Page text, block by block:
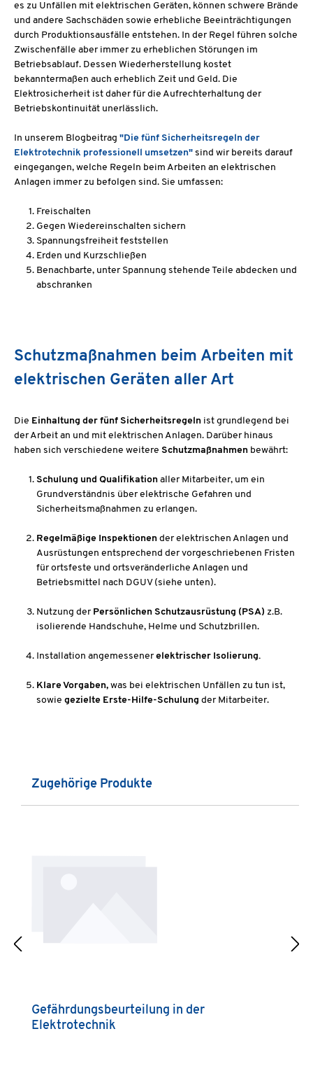
es zu Unfällen mit elektrischen Geräten, können schwere Brände
und andere Sachschäden sowie erhebliche Beeinträchtigungen
durch Produktionsausfälle entstehen. In der Regel führen solche
Zwischenfälle aber immer zu erheblichen Störungen im
Betriebsablauf. Dessen Wiederherstellung kostet
bekanntermaßen auch erheblich Zeit und Geld. Die
Elektrosicherheit ist daher für die Aufrechterhaltung der
Betriebskontinuität unerlässlich.
In unserem Blogbeitrag "Die fünf Sicherheitsregeln der
Elektrotechnik professionell umsetzen" sind wir bereits darauf
eingegangen, welche Regeln beim Arbeiten an elektrischen
Anlagen immer zu befolgen sind. Sie umfassen:
Freischalten
Gegen Wiedereinschalten sichern
Spannungsfreiheit feststellen
Erden und Kurzschließen
Benachbarte, unter Spannung stehende Teile abdecken und
abschranken
Schutzmaßnahmen beim Arbeiten mit
elektrischen Geräten aller Art
Die Einhaltung der fünf Sicherheitsregeln ist grundlegend bei
der Arbeit an und mit elektrischen Anlagen. Darüber hinaus
haben sich verschiedene weitere Schutzmaßnahmen bewährt:
Schulung und Qualifikation aller Mitarbeiter, um ein
Grundverständnis über elektrische Gefahren und
Sicherheitsmaßnahmen zu erlangen.
Regelmäßige Inspektionen der elektrischen Anlagen und
Ausrüstungen entsprechend der vorgeschriebenen Fristen
für ortsfeste und ortsveränderliche Anlagen und
Betriebsmittel nach DGUV (siehe unten).
Nutzung der Persönlichen Schutzausrüstung (PSA) z.B.
isolierende Handschuhe, Helme und Schutzbrillen.
Installation angemessenerelektrischer Isolierung.
Klare Vorgaben, was bei elektrischen Unfällen zu tun ist,
sowie gezielte Erste-Hilfe-Schulung der Mitarbeiter.
Produktgalerie überspringen
Zugehörige Produkte
Gefährdungsbeurteilung in der
Elektrotechnik